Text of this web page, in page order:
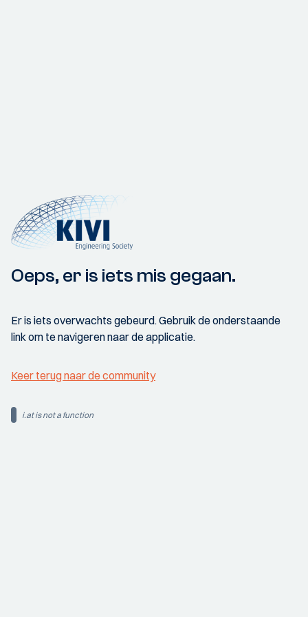
Oeps, er is iets mis gegaan.
Er is iets overwachts gebeurd. Gebruik de onderstaande
link om te navigeren naar de applicatie.
Keer terug naar de community
i.at is not a function